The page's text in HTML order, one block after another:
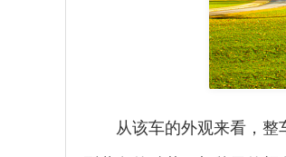
从该车的外观来看，